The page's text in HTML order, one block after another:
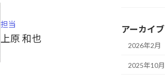
担当
上原 和也
アーカイブ
2026年2月
2025年10月